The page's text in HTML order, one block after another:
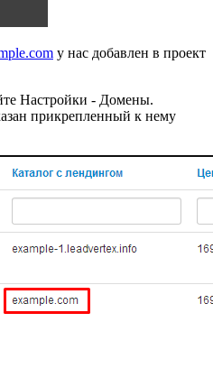
у нас добавлен в проект
Настройки - Домены.
прикрепленный к нему